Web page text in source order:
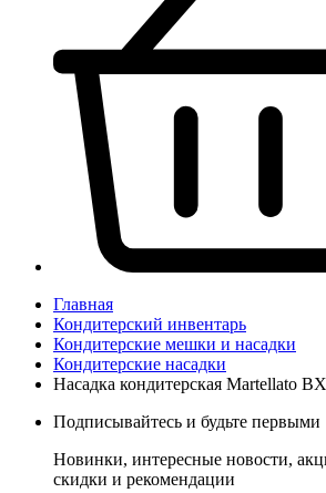
Главная
Кондитерский инвентарь
Кондитерские мешки и насадки
Кондитерские насадки
Насадка кондитерская Martellato
Подписывайтесь и будьте первыми
Новинки, интересные новости,
скидки и рекомендации